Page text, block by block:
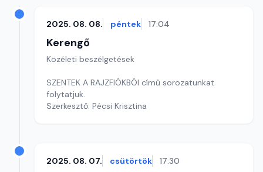
2025. 08. 08. péntek 17:04
Kerengő
Közéleti beszélgetések
SZENTEK A RAJZFIÓKBÓl című sorozatunkat
folytatjuk.
Szerkesztő: Pécsi Krisztina
2025. 08. 07. csütörtök 17:30